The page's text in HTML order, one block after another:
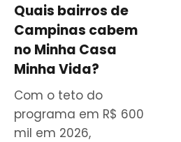
Quais bairros de
Campinas cabem
no Minha Casa
Minha Vida?
Com o teto do
programa em R$ 600
mil em 2026,